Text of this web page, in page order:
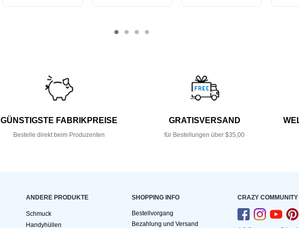
GÜNSTIGSTE FABRIKPREISE
Bestelle direkt beim Produzenten
GRATISVERSAND
für Bestellungen über $35,00
ANDERE PRODUKTE
Schmuck
Handyhüllen
SHOPPING INFO
Bestellvorgang
Bezahlung und Versand
CRAZY COMMUNITY